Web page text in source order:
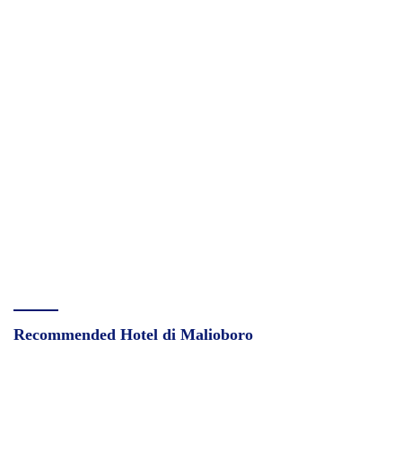
Recommended Hotel di Malioboro